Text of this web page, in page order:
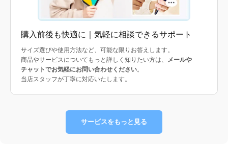
購入前後も快適に｜気軽に相談できるサポート
サイズ選びや使用方法など、可能な限りお答えします。
商品やサービスについてもっと詳しく知りたい方は、
メールや
チャットでお気軽にお問い合わせください。
当店スタッフが丁寧に対応いたします。
サービスをもっと見る